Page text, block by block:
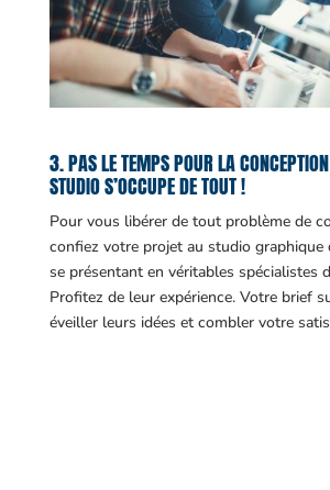
3. PAS LE TEMPS POUR LA
STUDIO S’OCCUPE DE TOUT !
Pour vous libérer de tout problème de
confiez votre projet au studio graphique
se présentant en véritables spécialistes
Profitez de leur expérience. Votre brief
éveiller leurs idées et combler votre